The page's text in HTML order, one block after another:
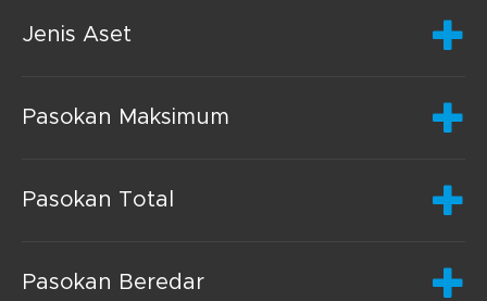
Jenis Aset
Pasokan Maksimum
Pasokan Total
Pasokan Beredar